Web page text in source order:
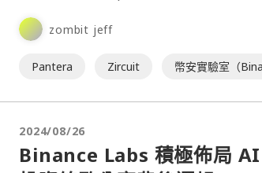
zombit jeff
Pantera Zircuit 幣安實驗室（
2024/08/26
Binance Labs 積極佈局 AI